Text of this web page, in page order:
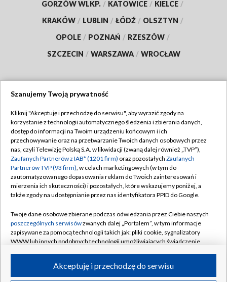
GORZÓW WLKP. / KATOWICE / KIELCE /
KRAKÓW / LUBLIN / ŁÓDŹ / OLSZTYN /
OPOLE / POZNAŃ / RZESZÓW /
SZCZECIN / WARSZAWA / WROCŁAW
TVP
Abonament TVP
Emisja w TVP
Centrum informacji TVP
Naziemna Telewizja Cyfrowa
Rada Programowa
System NOS
Informacje o nadawcy
Program dla prasy
Regulamin TVP
Polityka prywatności
Moje zgody
Pomoc
Kontakt
Kanały
Szanujemy Twoją prywatność
Kliknij "Akceptuję i przechodzę do serwisu", aby wyrazić zgody na
korzystanie z technologii automatycznego śledzenia i zbierania danych,
dostęp do informacji na Twoim urządzeniu końcowym i ich
przechowywanie oraz na przetwarzanie Twoich danych osobowych przez
nas, czyli Telewizję Polską S.A. w likwidacji (zwaną dalej również „TVP”),
Zaufanych Partnerów z IAB* (1201 firm) oraz pozostałych Zaufanych
Partnerów TVP (93 firm), w celach marketingowych (w tym do
zautomatyzowanego dopasowania reklam do Twoich zainteresowań i
mierzenia ich skuteczności) i pozostałych, które wskazujemy poniżej, a
także zgody na udostępnianie przez nas identyfikatora PPID do Google.
Twoje dane osobowe zbierane podczas odwiedzania przez Ciebie naszych
poszczególnych serwisówzwanych dalej „Portalem”, w tym informacje
zapisywane za pomocą technologii takich jak: pliki cookie, sygnalizatory
WWW lub innych podobnych technologii umożliwiających świadczenie
ruchu w Internecie.Akceptuję i przechodzę do serwisu